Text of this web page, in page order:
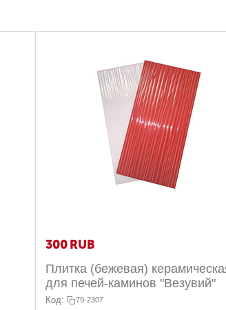
‍300‍ RUB
Плитка (бежевая)
для печей-каминов "Везувий"
Код: 79-2307